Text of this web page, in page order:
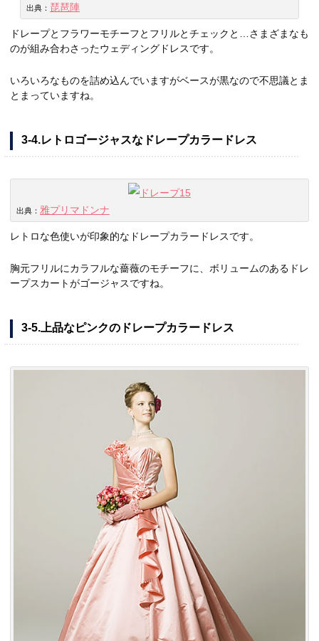
出典： 琵琶陣
ドレープとフラワーモチーフとフリルとチェックと…さまざまなも
のが組み合わさったウェディングドレスです。
いろいろなものを詰め込んでいますがベースが黒なので不思議とま
とまっていますね。
3-4.レトロゴージャスなドレープカラードレス
出典： 雅プリマドンナ
レトロな色使いが印象的なドレープカラードレスです。
胸元フリルにカラフルな薔薇のモチーフに、ボリュームのあるドレ
ープスカートがゴージャスですね。
3-5.上品なピンクのドレープカラードレス